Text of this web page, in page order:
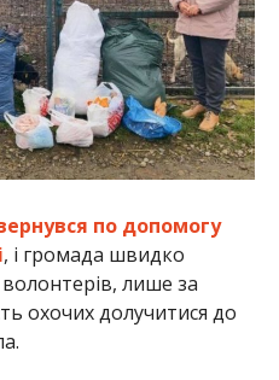
по допомогу
, і громада швидко
волонтерів, лише за
охочих долучитися до